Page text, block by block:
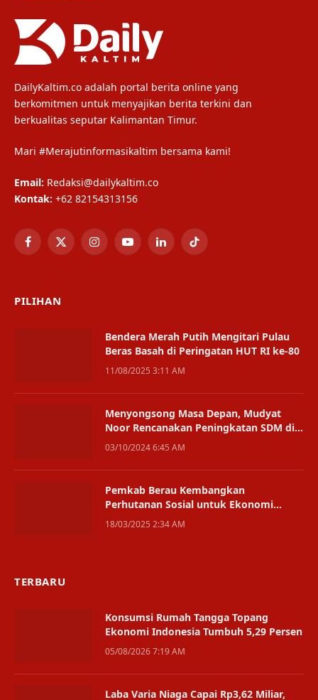
DailyKaltim.co adalah portal berita online yang
berkomitmen untuk menyajikan berita terkini dan
berkualitas seputar Kalimantan Timur.
Mari #Merajutinformasikaltim bersama kami!
Email: Redaksi@dailykaltim.co
Kontak: +62 82154313156
Facebook
X
InstagramYouTubeLinkedInTikTok
PILIHAN
Bendera Merah Putih Mengitari Pulau
Beras Basah di Peringatan HUT RI ke-80
11/08/2025 3:11 AM
Menyongsong Masa Depan, Mudyat
Noor Rencanakan Peningkatan SDM di
PPU
03/10/2024 6:45 AM
Pemkab Berau Kembangkan
Perhutanan Sosial untuk Ekonomi
Berkelanjutan
18/03/2025 2:34 AM
TERBARU
Konsumsi Rumah Tangga Topang
Ekonomi Indonesia Tumbuh 5,29 Persen
05/08/2026 7:19 AM
Laba Varia Niaga Capai Rp3,62 Miliar,